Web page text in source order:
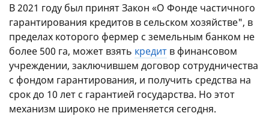
В 2021 году был принят Закон «О Фонде частичного
гарантирования кредитов в сельском хозяйстве", в
пределах которого фермер с земельным банком не
более 500 га, может взять кредит в финансовом
учреждении, заключившем договор сотрудничества
с фондом гарантирования, и получить средства на
срок до 10 лет с гарантией государства. Но этот
механизм широко не применяется сегодня.